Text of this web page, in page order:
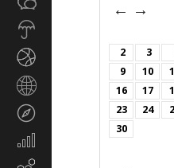
Экономика
← →
2
3
9
10
16
17
23
24
30